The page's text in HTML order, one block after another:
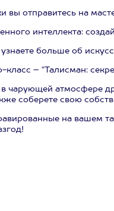
вы отправитесь на
интеллекта:
больше об
класс – "Талисман:
чарующей атмосфере
соберете свою
на вашем